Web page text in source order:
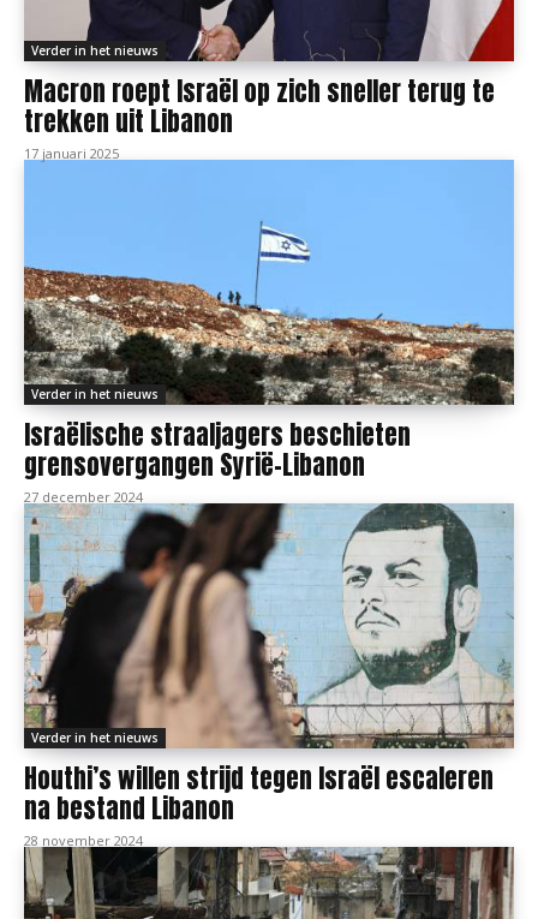
Verder in het nieuws
Macron roept Israël op zich sneller terug te
trekken uit Libanon
17 januari 2025
Verder in het nieuws
Israëlische straaljagers beschieten
grensovergangen Syrië-Libanon
27 december 2024
Verder in het nieuws
Houthi’s willen strijd tegen Israël escaleren
na bestand Libanon
28 november 2024